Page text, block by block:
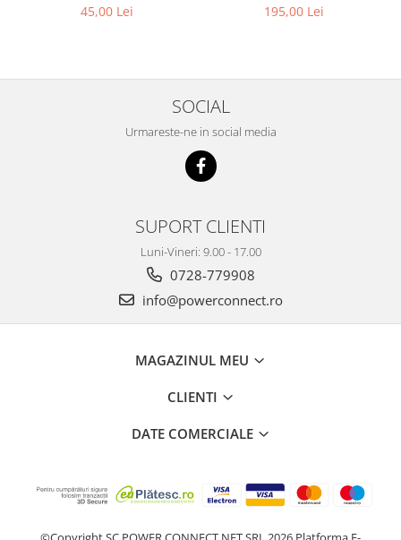
45,00 Lei
195,00 Lei
SOCIAL
Urmareste-ne in social media
SUPORT CLIENTI
Luni-Vineri: 9.00 - 17.00
0728-779908
info@powerconnect.ro
MAGAZINUL MEU
CLIENTI
DATE COMERCIALE